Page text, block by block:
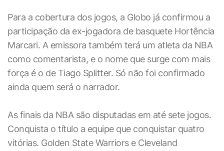
Para a cobertura dos jogos, a Globo já confirmou a
participação da ex-jogadora de basquete Hortência
Marcari. A emissora também terá um atleta da NBA
como comentarista, e o nome que surge com mais
força é o de Tiago Splitter. Só não foi confirmado
ainda quem será o narrador.
As finais da NBA são disputadas em até sete jogos.
Conquista o título a equipe que conquistar quatro
vitórias. Golden State Warriors e Cleveland